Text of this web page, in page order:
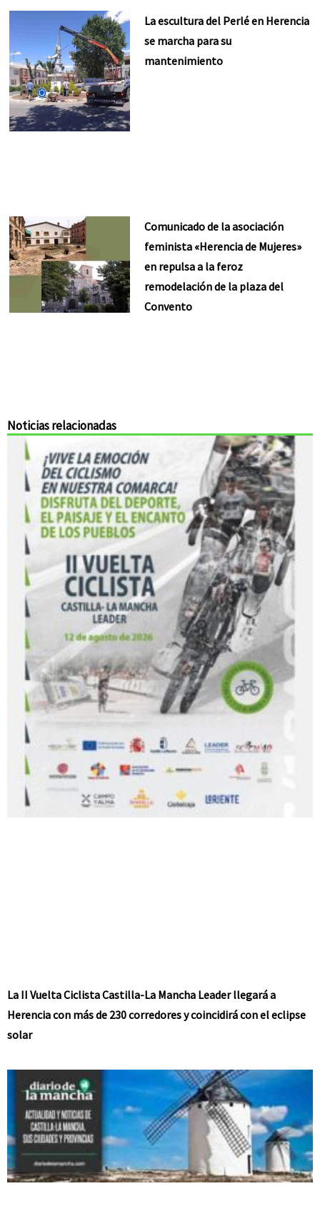
La escultura del Perlé en Herencia
se marcha para su
mantenimiento
Comunicado de la asociación
feminista «Herencia de Mujeres»
en repulsa a la feroz
remodelación de la plaza del
Convento
Noticias relacionadas
La II Vuelta Ciclista Castilla-La Mancha Leader llegará a
Herencia con más de 230 corredores y coincidirá con el eclipse
solar